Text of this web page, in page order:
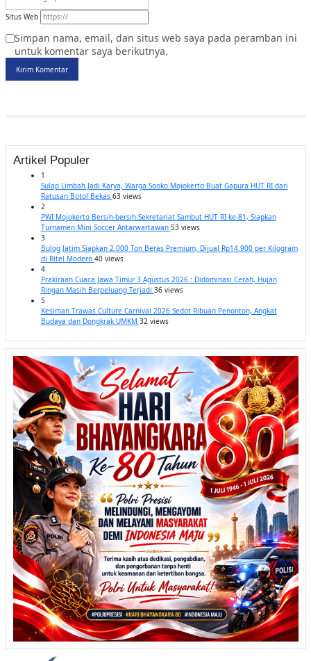
Situs Web
Simpan nama, email, dan situs web saya pada peramban ini
untuk komentar saya berikutnya.
Kirim Komentar
Artikel Populer
1
Sulap Limbah Jadi Karya, Warga Sooko Mojokerto Buat Gapura HUT RI dari
Ratusan Botol Bekas 63 views
2
PWI Mojokerto Bersih-bersih Sekretariat Sambut HUT RI ke-81, Siapkan
Turnamen Mini Soccer Antarwartawan 53 views
3
Bulog Jatim Siapkan 2.000 Ton Beras Premium, Dijual Rp14.900 per Kilogram
di Ritel Modern 40 views
4
Prakiraan Cuaca Jawa Timur 3 Agustus 2026 : Didominasi Cerah, Hujan
Ringan Masih Berpeluang Terjadi 36 views
5
Kesiman Trawas Culture Carnival 2026 Sedot Ribuan Penonton, Angkat
Budaya dan Dongkrak UMKM 32 views